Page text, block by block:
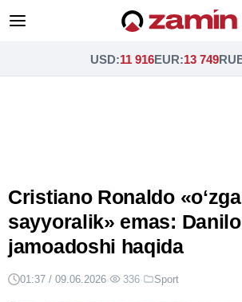
USD:11 916EUR:13 749
Cristiano Ronaldo «oʻzga
sayyoralik» emas:
jamoadoshi haqida
01:37 / 09.06.2026· 336· Sport